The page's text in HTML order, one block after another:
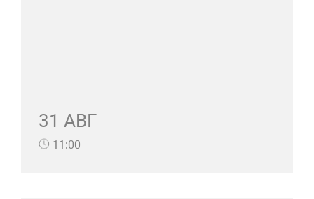
31 АВГ
11:00